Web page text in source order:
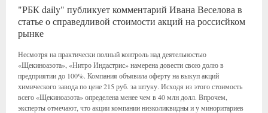
"РБК daily" публикует комментарий Ивана Веселова в
статье о справедливой стоимости акций на россисйком
рынке
Несмотря на практически полный контроль над деятельностью
«Щекиноазота», «Нитро Индастрис» намерена довести свою долю в
предприятии до 100%. Компания объявила оферту на выкуп акций
химического завода по цене 215 руб. за штуку. Исходя из этого стоимость
всего «Щекиноазота» определена менее чем в 40 млн долл. Впрочем,
эксперты отмечают, что акции компании низколиквидны и у миноритариев